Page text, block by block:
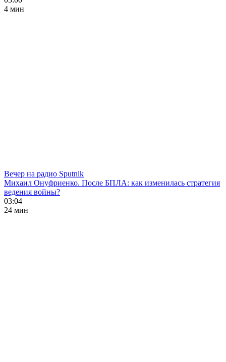
4 мин
Вечер на радио Sputnik
Михаил Онуфриенко. После БПЛА: как изменилась стратегия
ведения войны?
03:04
24 мин